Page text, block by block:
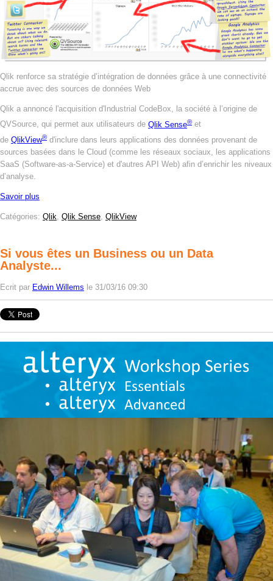
Qlik renforce sa stratégie d’intégration de données grâce à une connectivité
accrue avec des sources de données Web
Qlik a annoncé l'acquisition d'Industrial CodeBox, la société à l’origine de
QVSource, qui permet aux utilisateurs de Qlik Sense® et
de QlikView® d'inclure dans leurs applications des données provenant de
sources basées dans le Cloud (comme les réseaux sociaux, les applications
SaaS (Software-as-a-Service) et d'autres API Web) afin d’enrichir les niveaux
d’analyse.
Savoir plus
Catégories: Qlik Qlik Sense QlikView
Si vous êtes un Business ou un Data
Analyste...
Ecrit par Edwin Willems le 31/03/16 09:30